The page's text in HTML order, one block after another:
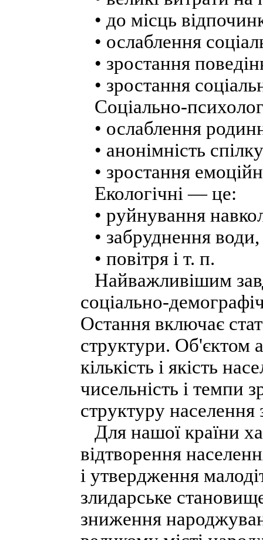
• до місць
• ослаблення
• зростання
• зростання
Соціально-
• ослаблення
• анонімність
• зростання
Екологічні — це:
• руйнування
• забруднення води,
• повітря і т. п.
Найважливішим
соціально-
Остання включає
структури. Об'єктом
кількість і якість
чисельність і темпи
структуру населення
Для нашої країни
відтворення
і утвердження
злидарське
зниження